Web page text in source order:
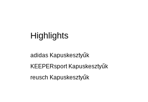
Highlights
adidas Kapuskesztyűk
KEEPERsport Kapuskesztyűk
reusch Kapuskesztyűk